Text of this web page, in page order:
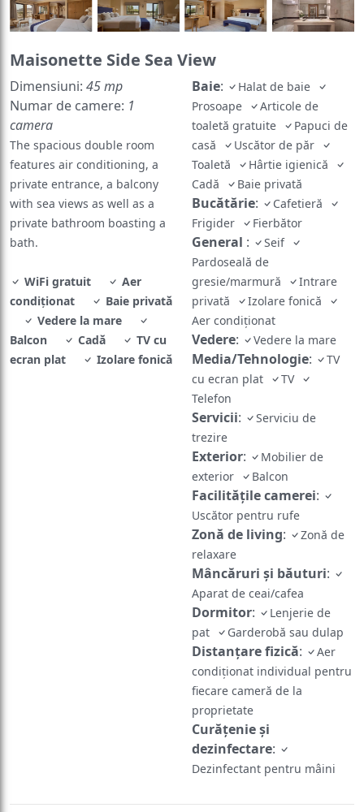
Maisonette Side Sea View
Dimensiuni: 45 mp
Numar de camere: 1
camera
The spacious double room
features air conditioning, a
private entrance, a balcony
with sea views as well as a
private bathroom boasting a
bath.
WiFi gratuit
Aer
condiționat
Baie privată
Vedere la mare
Balcon
Cadă
TV cu
ecran plat
Izolare fonică
Baie:
Halat de baie
Prosoape
Articole de
toaletă gratuite
Papuci de
casă
Uscător de păr
Toaletă
Hârtie igienică
Cadă
Baie privată
Bucătărie:
Cafetieră
Frigider
Fierbător
General :
Seif
Pardoseală de
gresie/marmură
Intrare
privată
Izolare fonică
Aer condiționat
Vedere: Vedere la mare
Media/Tehnologie:
TV
cu ecran plat
TV
Telefon
Servicii:
Serviciu de
trezire
Exterior:
Mobilier de
exterior
Balcon
Facilităţile camerei:
Uscător pentru rufe
Zonă de living:
Zonă de
relaxare
Mâncăruri și băuturi:
Aparat de ceai/cafea
Dormitor:
Lenjerie de
pat
Garderobă sau dulap
Distanțare fizică:
Aer
condiționat individual pentru
fiecare cameră de la
proprietate
Curățenie și
dezinfectare:
Dezinfectant pentru mâini